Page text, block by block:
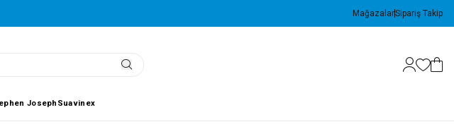
MağazalarSipariş Takip
Joseph Suavinex